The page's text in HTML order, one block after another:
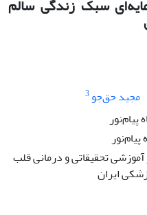
سبک زندگی سالم
مجید حق‌جو3
پیام‌نور
تحقیقاتی و درمانی قلب
ایران